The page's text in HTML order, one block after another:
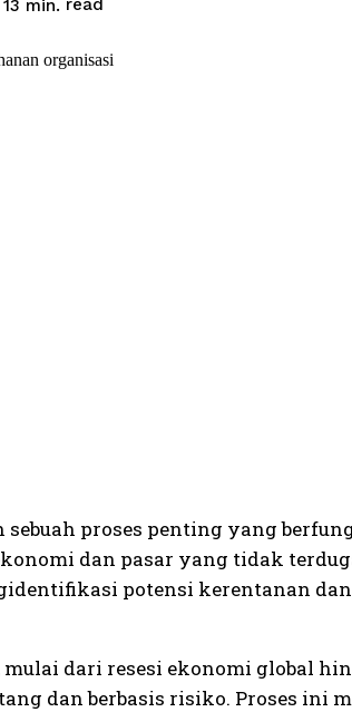
13 min. read
proses penting yang
dan pasar yang tidak
potensi kerentanan
dari resesi ekonomi global
dan berbasis risiko. Proses ini